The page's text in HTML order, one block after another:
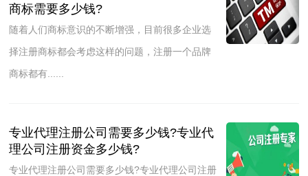
商标需要多少钱?
随着人们商标意识的不断增强，目前很多企业选
择注册商标都会考虑这样的问题，注册一个品牌
商标都有......
专业代理注册公司需要多少钱?专业代
理公司注册资金多少钱?
专业代理注册公司需要多少钱?专业代理公司注册